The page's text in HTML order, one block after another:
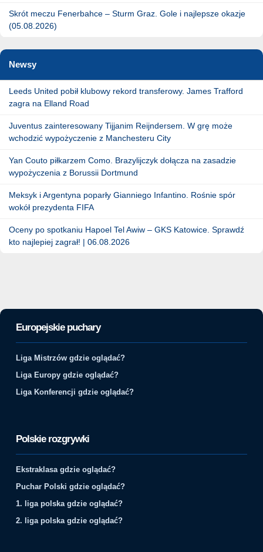
Skrót meczu Fenerbahce – Sturm Graz. Gole i najlepsze okazje
(05.08.2026)
Newsy
Leeds United pobił klubowy rekord transferowy. James Trafford
zagra na Elland Road
Juventus zainteresowany Tijjanim Reijndersem. W grę może
wchodzić wypożyczenie z Manchesteru City
Yan Couto piłkarzem Como. Brazylijczyk dołącza na zasadzie
wypożyczenia z Borussii Dortmund
Meksyk i Argentyna poparły Gianniego Infantino. Rośnie spór
wokół prezydenta FIFA
Oceny po spotkaniu Hapoel Tel Awiw – GKS Katowice. Sprawdź
kto najlepiej zagrał! | 06.08.2026
Europejskie puchary
Liga Mistrzów gdzie oglądać?
Liga Europy gdzie oglądać?
Liga Konferencji gdzie oglądać?
Polskie rozgrywki
Ekstraklasa gdzie oglądać?
Puchar Polski gdzie oglądać?
1. liga polska gdzie oglądać?
2. liga polska gdzie oglądać?